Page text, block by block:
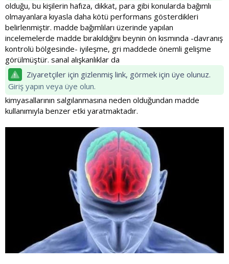
olduğu, bu kişilerin hafıza, dikkat, para gibi konularda bağımlı
olmayanlara kıyasla daha kötü performans gösterdikleri
belirlenmiştir. madde bağımlıları üzerinde yapılan
incelemelerde madde bırakıldığını beynin ön kısmında -davranış
kontrolü bölgesinde- iyileşme, gri maddede önemli gelişme
görülmüştür. sanal alışkanlıklar da
Ziyaretçiler için gizlenmiş link, görmek için üye olunuz.
Giriş yapın veya üye olun.
kimyasallarının salgılanmasına neden olduğundan madde
kullanımıyla benzer etki yaratmaktadır.